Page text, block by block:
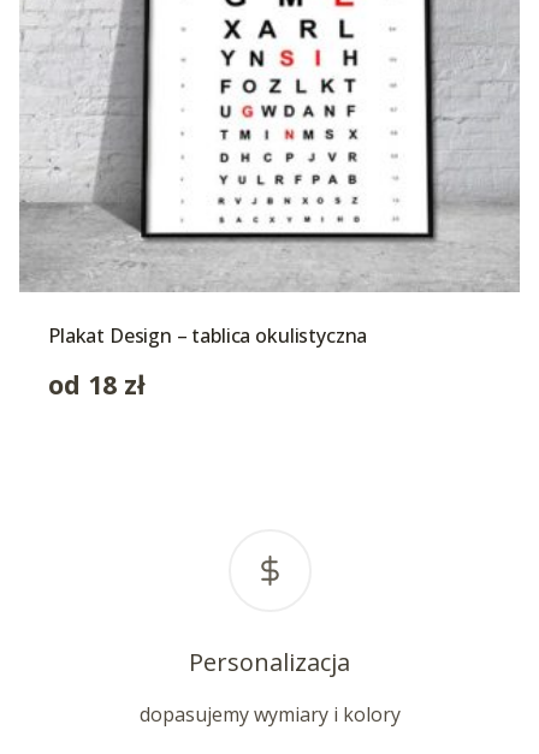
Plakat Design – tablica okulistyczna
od 18 zł
Personalizacja
dopasujemy wymiary i kolory